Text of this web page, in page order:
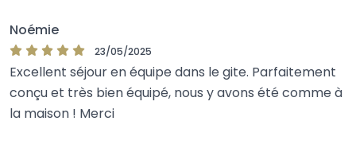
kilomètre. Et si vous préférez profiter du spectacle,
découvrez la terrasse panoramique ! Grâce à nous La Clef
Decamp, obtenez 10% de réduction.
À 15 minutes de Villedieu-les-Poêles
jeux de société ainsi que jeux extérieurs pour petits et
grands, de quoi occuper tout le monde ! Dommage
que le jacuzzi soit en supplément. Je recommande
vivement !
Noémie
23/05/2025
Excellent séjour en équipe dans le gite. Parfaitement
conçu et très bien équipé, nous y avons été comme à
la maison ! Merci